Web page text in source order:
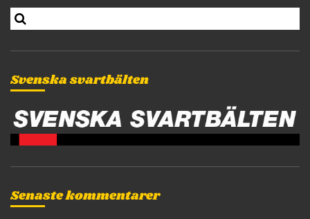
e
r
h
Svenska svartbälten
Senaste kommentarer